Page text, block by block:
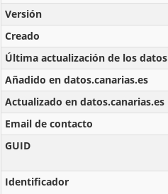
Versión
Creado
Última actualización de los datos
Añadido en datos.canarias.es
Actualizado en datos.canarias.es
Email de contacto
GUID
Identificador